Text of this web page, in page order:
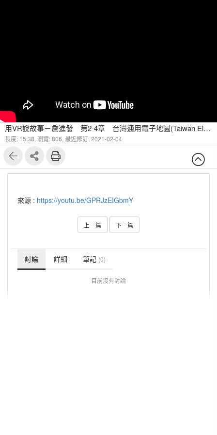
用VR說故事－詹進發 第2-4章 台灣通用電子地圖(Taiwan Electronic Map)介紹
長度: 15:38, 瀏覽: 806, 最近修訂: 2021-02-04
來源 : https://youtu.be/GPRJzEIGbmY
上一篇 下一篇
討論 詳細 筆記 (0)
目前沒有討論